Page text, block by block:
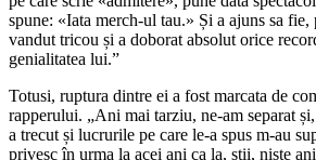
spune: «Iata merch-ul tau.» Și a ajuns sa fie,
vandut tricou și a doborat absolut orice
genialitatea lui.”
Totusi, ruptura dintre ei a fost marcata de
rapperului. „Ani mai tarziu, ne-am separat
a trecut și lucrurile pe care le-a spus m-au
privesc în urma la acei ani ca la, stii, niste